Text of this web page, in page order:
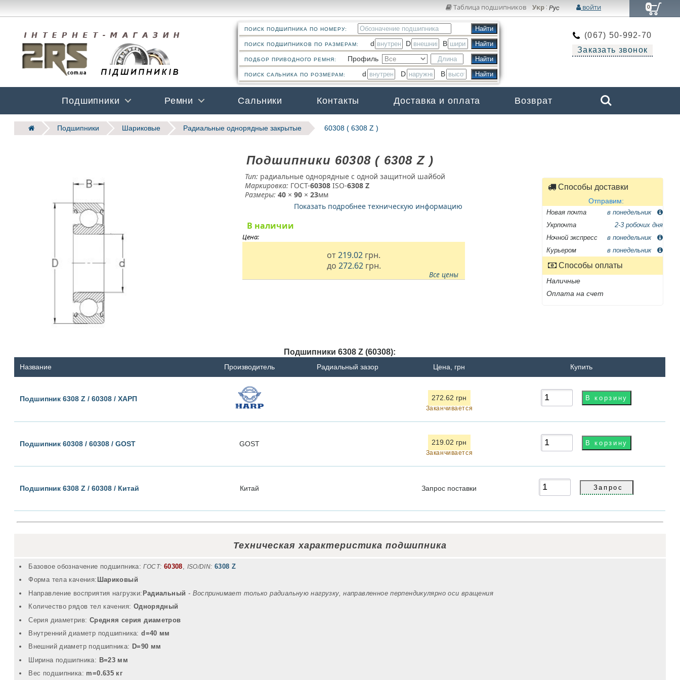
Таблица подшипников Укр: Рус войти
(067) 50-992-70
Заказать звонок
ПОИСК ПОДШИПНИКА ПО НОМЕРУ:
ПОИСК ПОДШИПНИКОВ ПО РАЗМЕРАМ: d D B
ПОДБОР ПРИВОДНОГО РЕМНЯ: Профиль
ПОИСК САЛЬНИКА ПО РОЗМЕРАМ: d D B
Подшипники Ремни Сальники Контакты Доставка и оплата Возврат
Search
0
Подшипники Шариковые Радиальные однорядные закрытые 60308 ( 6308 Z )
Подшипники 60308 ( 6308 Z )
Тип: радиальные однорядные с одной защитной шайбой
Маркировка: ГОСТ-60308­ ISO-6308 Z
Размеры: 40× 90× 23мм
Показать подробнее техническую информацию
В наличии
Цена:
от219.02 грн.
до 272.62 грн.
Все цены
Способы доставки
Отправим:
Новая почта
в понедельник
Укрпочта
2-3 робочих дня
Ночной экспресс
в понедельник
Курьером
в понедельник
Способы оплаты
Наличные
Оплата на счет
Подшипники 6308 Z (60308):
Название Производитель Радиальный зазор Цена, грн Купить
Подшипник 6308 Z / 60308 / ХАРП 272.62 грн
Заканчивается
Подшипник 60308 / 60308 / GOST GOST 219.02 грн
Заканчивается
Подшипник 6308 Z / 60308 / Китай Китай Запрос поставки
Техническая характеристика подшипника
Базовое обозначение подшипника: ГОСТ: 60308, ISO/DIN: 6308 Z
Форма тела качения: Шариковый
Направление восприятия нагрузки: Радиальный - Воспринимает только радиальную нагрузку, направленное перпендикулярно оси вращения
Количество рядов тел качения: Однорядный
Серия диаметрив: Средняя серия диаметров
Внутренний диаметр подшипника:d=40 мм
Внешний диаметр подшипника: D=90 мм
Ширина подшипника: B=23 мм
Вec подшипника: m=0.635 кг